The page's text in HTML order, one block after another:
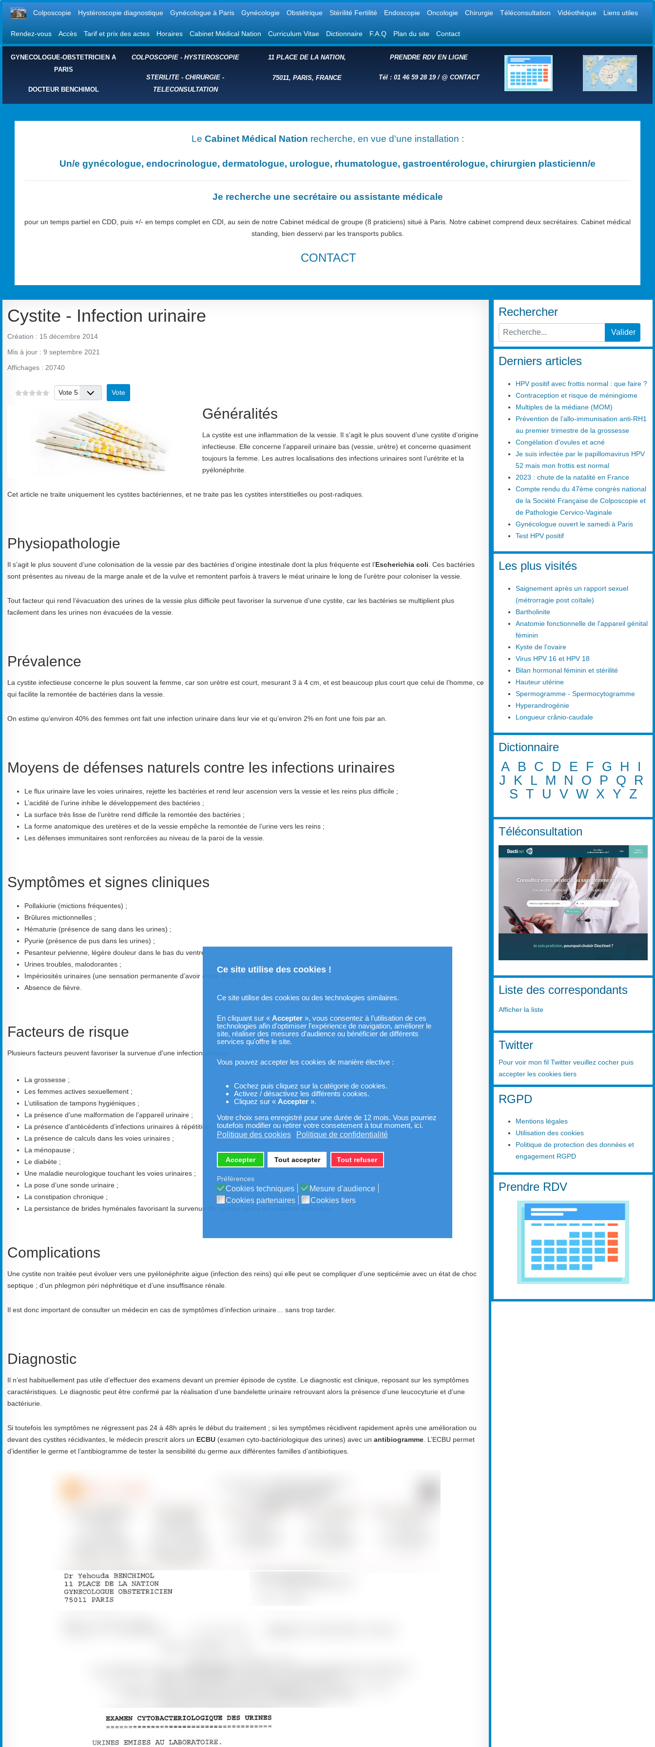
Ce site utilise des cookies !
Ce site utilise des cookies ou des technologies similaires.
En cliquant sur « Accepter», vous consentez à l’utilisation de ces
technologies afin d'optimiser l’expérience de navigation, améliorer le
site, réaliser des mesures d’audience ou bénéficier de différents
services qu'offre le site.
Vous pouvez accepter les cookies de manière élective :
Cochez puis cliquez sur la catégorie de cookies.
Activez / désactivez les différents cookies.
Cliquez sur « Accepter».
Votre choix sera enregistré pour une durée de 12 mois. Vous pourriez
toutefois modifier ou retirer votre consetement à tout moment, ici.
Politique des cookies Politique de confidentialité
Accepter Tout accepter Tout refuser
Préférences
Cookies techniques
Mesure d'audience
Cookies partenaires
Cookies tiers
Colposcopie Hystéroscopie diagnostique Gynécologue à Paris Gynécologie Obstétrique Stérilité Fertilité Endoscopie Oncologie Chirurgie Téléconsultation Vidéothèque Liens utiles
Rendez-vous Accès Tarif et prix des actes Horaires Cabinet Médical Nation Curriculum Vitae Dictionnaire F.A.Q Plan du site Contact
GYNECOLOGUE-OBSTETRICIEN A
PARIS
DOCTEUR BENCHIMOL
COLPOSCOPIE- HYSTEROSCOPIE
STERILITE -CHIRURGIE -
TELECONSULTATION
11 PLACE DE LA NATION,
75011, PARIS, FRANCE
PRENDRE RDV EN LIGNE
Tél : 01 46 59 28 19 / @ CONTACT
Le Cabinet Médical Nation recherche, en vue d'une installation :
Un/e gynécologue, endocrinologue, dermatologue, urologue, rhumatologue, gastroentérologue, chirurgien plasticienn/e
Je recherche une secrétaire ou assistante médicale
pour un temps partiel en CDD, puis +/- en temps complet en CDI, au sein de notre Cabinet médical de groupe (8 praticiens) situé à Paris. Notre cabinet comprend deux secrétaires. Cabinet médical
standing, bien desservi par les transports publics.
CONTACT
Cystite - Infection urinaire
Création : 15 décembre 2014
Mis à jour : 9 septembre 2021
Affichages : 20740
Veuillez voter
Généralités
La cystite est une inflammation de la vessie. Il s’agit le plus souvent d’une cystite d’origine
infectieuse. Elle concerne l’appareil urinaire bas (vessie, urètre) et concerne quasiment
toujours la femme. Les autres localisations des infections urinaires sont l’urétrite et la
pyélonéphrite.
Cet article ne traite uniquement les cystites bactériennes, et ne traite pas les cystites interstitielles ou post-radiques.
Physiopathologie
Il s’agit le plus souvent d’une colonisation de la vessie par des bactéries d’origine intestinale dont la plus fréquente est l’Escherichia coli . Ces bactéries
sont présentes au niveau de la marge anale et de la vulve et remontent parfois à travers le méat urinaire le long de l’urètre pour coloniser la vessie.
Tout facteur qui rend l’évacuation des urines de la vessie plus difficile peut favoriser la survenue d’une cystite, car les bactéries se multiplient plus
facilement dans les urines non évacuées de la vessie.
Prévalence
La cystite infectieuse concerne le plus souvent la femme, car son urètre est court, mesurant 3 à 4 cm, et est beaucoup plus court que celui de l’homme, ce
qui facilite la remontée de bactéries dans la vessie.
On estime qu’environ 40% des femmes ont fait une infection urinaire dans leur vie et qu’environ 2% en font une fois par an.
Moyens de défenses naturels contre les infections urinaires
Le flux urinaire lave les voies urinaires, rejette les bactéries et rend leur ascension vers la vessie et les reins plus difficile ;
L’acidité de l’urine inhibe le développement des bactéries ;
La surface très lisse de l’urètre rend difficile la remontée des bactéries ;
La forme anatomique des uretères et de la vessie empêche la remontée de l’urine vers les reins ;
Les défenses immunitaires sont renforcées au niveau de la paroi de la vessie.
Symptômes et signes cliniques
Pollakiurie (mictions fréquentes) ;
Brûlures mictionnelles ;
Hématurie (présence de sang dans les urines) ;
Pyurie (présence de pus dans les urines) ;
Pesanteur pelvienne, légère douleur dans le bas du ventre ;
Urines troubles, malodorantes ;
Impériosités urinaires (une sensation permanente d’avoir envie d’aller uriner) ;
Absence de fièvre.
Facteurs de risque
Plusieurs facteurs peuvent favoriser la survenue d'une infection urinaire :
La grossesse ;
Les femmes actives sexuellement ;
L’utilisation de tampons hygiéniques ;
La présence d’une malformation de l’appareil urinaire ;
La présence d'antécédents d’infections urinaires à répétition ;
La présence de calculs dans les voies urinaires ;
La ménopause ;
Le diabète ;
Une maladie neurologique touchant les voies urinaires ;
La pose d’une sonde urinaire ;
La constipation chronique ;
La persistance de brides hyménales favorisant la survenue de cystites après les relations sexuelles.
Complications
Une cystite non traitée peut évoluer vers une pyélonéphrite aigue (infection des reins) qui elle peut se compliquer d’une septicémie avec un état de choc
septique ; d’un phlegmon péri néphrétique et d’une insuffisance rénale.
Il est donc important de consulter un médecin en cas de symptômes d’infection urinaire… sans trop tarder.
Diagnostic
Il n’est habituellement pas utile d’effectuer des examens devant un premier épisode de cystite. Le diagnostic est clinique, reposant sur les symptômes
caractéristiques. Le diagnostic peut être confirmé par la réalisation d’une bandelette urinaire retrouvant alors la présence d’une leucocyturie et d’une
bactériurie.
Si toutefois les symptômes ne régressent pas 24 à 48h après le début du traitement ; si les symptômes récidivent rapidement après une amélioration ou
devant des cystites récidivantes, le médecin prescrit alors un ECBU (examen cyto-bactériologique des urines) avec un antibiogramme . L’ECBU permet
d’identifier le germe et l’antibiogramme de tester la sensibilité du germe aux différentes familles d’antibiotiques.
Rechercher
Type 2 or more characters for results.
Valider
Derniers articles
HPV positif avec frottis normal : que faire ?
Contraception et risque de méningiome
Multiples de la médiane (MOM)
Prévention de l’allo-immunisation anti-RH1
au premier trimestre de la grossesse
Congélation d'ovules et acné
Je suis infectée par le papillomavirus HPV
52 mais mon frottis est normal
2023 : chute de la natalité en France
Compte rendu du 47ème congrès national
de la Société Française de Colposcopie et
de Pathologie Cervico-Vaginale
Gynécologue ouvert le samedi à Paris
Test HPV positif
Les plus visités
Saignement après un rapport sexuel
(métrorragie post coïtale)
Bartholinite
Anatomie fonctionnelle de l'appareil génital
féminin
Kyste de l'ovaire
Virus HPV 16 et HPV 18
Bilan hormonal féminin et stérilité
Hauteur utérine
Spermogramme - Spermocytogramme
Hyperandrogénie
Longueur crânio-caudale
Dictionnaire
A B C D E F G H
I
J
K L M N O P Q
R
S T U V W X Y Z
Téléconsultation
Liste des correspondants
Afficher la liste
Twitter
Pour voir mon fil Twitter veuillez cocher puis
accepter les cookies tiers
RGPD
Mentions légales
Utilisation des cookies
Politique de protection des données et
engagement RGPD
Prendre RDV